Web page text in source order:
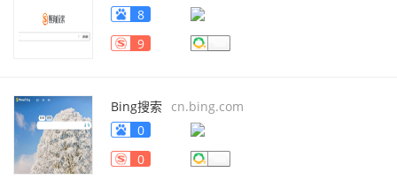
8
9
Bing搜索
cn.bing.com
0
0